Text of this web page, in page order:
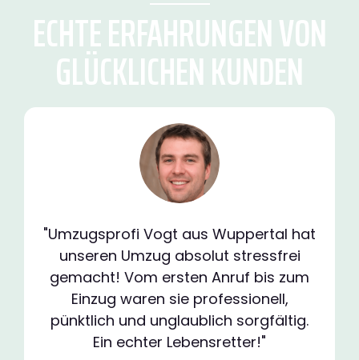
ECHTE ERFAHRUNGEN VON
GLÜCKLICHEN KUNDEN
"Umzugsprofi Vogt aus Wuppertal hat
unseren Umzug absolut stressfrei
gemacht! Vom ersten Anruf bis zum
Einzug waren sie professionell,
pünktlich und unglaublich sorgfältig.
Ein echter Lebensretter!"